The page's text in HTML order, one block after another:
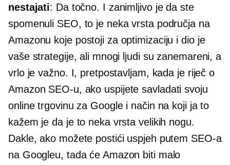
nestajati: Da točno. I zanimljivo je da ste
spomenuli SEO, to je neka vrsta područja na
Amazonu koje postoji za optimizaciju i dio je
vaše strategije, ali mnogi ljudi su zanemareni, a
vrlo je važno. I, pretpostavljam, kada je riječ o
Amazon SEO-u, ako uspijete savladati svoju
online trgovinu za Google i način na koji ja to
kažem je da je to neka vrsta velikih nogu.
Dakle, ako možete postići uspjeh putem SEO-a
na Googleu, tada će Amazon biti malo